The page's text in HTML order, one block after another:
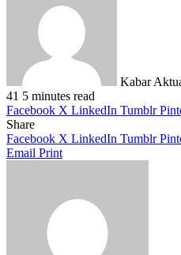
Kabar
41 5 minutes read
Facebook X LinkedIn Tumblr
Share
Facebook X LinkedIn Tumblr
Email Print